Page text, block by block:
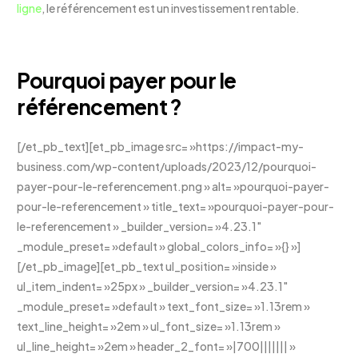
ligne, le référencement est un investissement rentable.
Pourquoi payer pour le
référencement ?
[/et_pb_text][et_pb_image src= »https://impact-my-
business.com/wp-content/uploads/2023/12/pourquoi-
payer-pour-le-referencement.png » alt= »pourquoi-payer-
pour-le-referencement » title_text= »pourquoi-payer-pour-
le-referencement » _builder_version= »4.23.1″
_module_preset= »default » global_colors_info= »{} »]
[/et_pb_image][et_pb_text ul_position= »inside »
ul_item_indent= »25px » _builder_version= »4.23.1″
_module_preset= »default » text_font_size= »1.13rem »
text_line_height= »2em » ul_font_size= »1.13rem »
ul_line_height= »2em » header_2_font= »|700||||||| »